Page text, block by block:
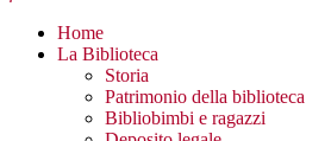
Home
La Biblioteca
Storia
Patrimonio della biblioteca
Bibliobimbi e ragazzi